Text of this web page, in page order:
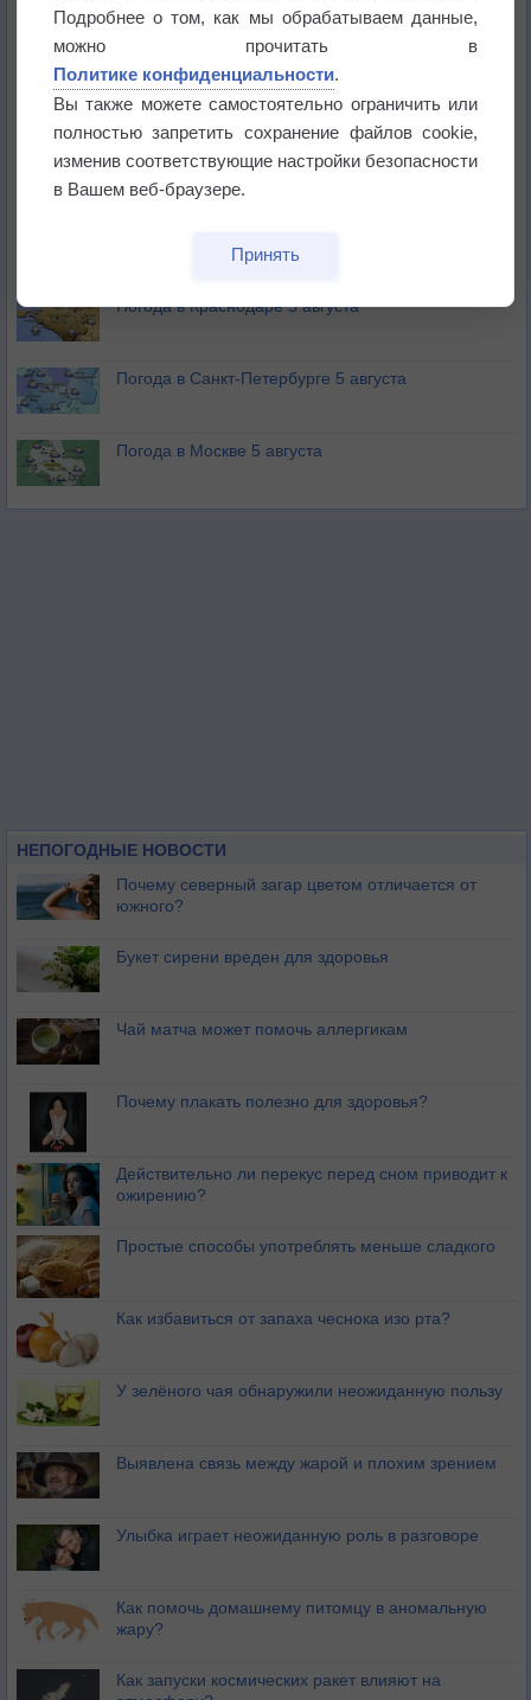
Европейские столицы бьют рекорды жары
Впервые за 155 лет в Лондоне в течение месяца
не выпадал дождь
Лето продолжит щедро раздавать своё тепло!
Погода в Краснодаре 5 августа
Погода в Санкт-Петербурге 5 августа
Погода в Москве 5 августа
НЕПОГОДНЫЕ НОВОСТИ
Почему северный загар цветом отличается от
южного?
Букет сирени вреден для здоровья
Чай матча может помочь аллергикам
Почему плакать полезно для здоровья?
Действительно ли перекус перед сном приводит к
ожирению?
Простые способы употреблять меньше сладкого
Как избавиться от запаха чеснока изо рта?
У зелёного чая обнаружили неожиданную пользу
Выявлена связь между жарой и плохим зрением
Улыбка играет неожиданную роль в разговоре
Как помочь домашнему питомцу в аномальную
жару?
Как запуски космических ракет влияют на
Подробнее о том, как мы обрабатываем данные,
можно прочитать в
Политике конфиденциальности.
Вы также можете самостоятельно ограничить или
полностью запретить сохранение файлов cookie,
изменив соответствующие настройки безопасности
в Вашем веб-браузере.
Принять